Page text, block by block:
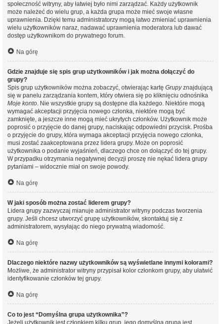
społeczność witryny, aby łatwiej było nimi zarządzać. Każdy użytkownik
może należeć do wielu grup, a każda grupa może mieć swoje własne
uprawnienia. Dzięki temu administratorzy mogą łatwo zmieniać uprawnienia
wielu użytkowników naraz, nadawać uprawnienia moderatora lub dawać
dostęp użytkownikom do prywatnego forum.
Na górę
Gdzie znajduje się spis grup użytkowników i jak można dołączyć do
grupy?
Spis grup użytkowników można zobaczyć, otwierając kartę Grupyznajdującą
się w panelu zarządzania kontem, który otwiera się po kliknięciu odnośnika
Moje konto. Nie wszystkie grupy są dostępne dla każdego. Niektóre mogą
wymagać akceptacji przyjęcia nowego członka, niektóre mogą być
zamknięte, a jeszcze inne mogą mieć ukrytych członków. Użytkownik może
poprosić o przyjęcie do danej grupy, naciskając odpowiedni przycisk. Prośba
o przyjęcie do grupy, która wymaga akceptacji przyjęcia nowego członka,
musi zostać zaakceptowana przez lidera grupy. Może on poprosić
użytkownika o podanie wyjaśnień, dlaczego chce on dołączyć do tej grupy.
W przypadku otrzymania negatywnej decyzji proszę nie nękać lidera grupy
pytaniami – widocznie miał on swoje powody.
Na górę
W jaki sposób można zostać liderem grupy?
Lidera grupy zazwyczaj mianuje administrator witryny podczas tworzenia
grupy. Jeśli chcesz utworzyć grupę użytkowników, skontaktuj się z
administratorem, wysyłając do niego prywatną wiadomość.
Na górę
Dlaczego niektóre nazwy użytkowników są wyświetlane innymi kolorami?
Możliwe, że administrator witryny przypisał kolor członkom grupy, aby ułatwić
identyfikowanie członków tej grupy.
Na górę
Co to jest “Domyślna grupa użytkownika”?
Jeżeli użytkownik jest członkiem kilku grup, jego domyślna grupa jest